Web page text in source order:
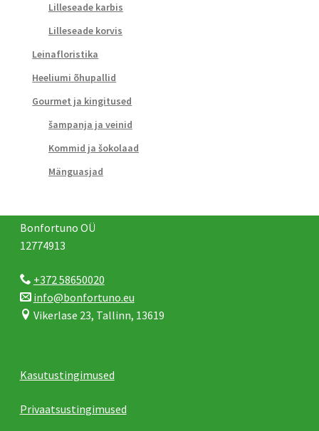
Lilleseade karbis
Lilleseade korvis
Leinafloristika
Heeliumi õhupallid
Gourmet ja kingitused
šampanja ja veinid
Kommid ja šokolaad
Mänguasjad
Bonfortuno OÜ
12774913
+372 58650020
info@bonfortuno.eu
Vikerlase 23, Tallinn, 13619
Kasutustingimused
Privaatsustingimused